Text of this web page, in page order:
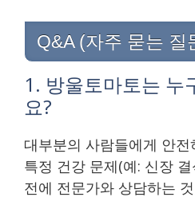
Q&A (자주 묻는 질
1. 방울토마토는 누
요?
대부분의 사람들에게 안
특정 건강 문제(예: 신장
전에 전문가와 상담하는